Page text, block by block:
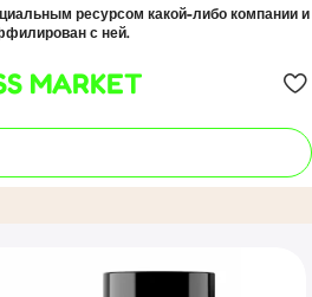
ресурсом какой-либо компании и
с ней.
MARKET
Antiglue (аэрозоль 400 мл)